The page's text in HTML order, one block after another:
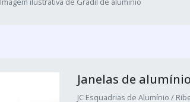
Janelas de
JC Esquadrias de Alumínio /